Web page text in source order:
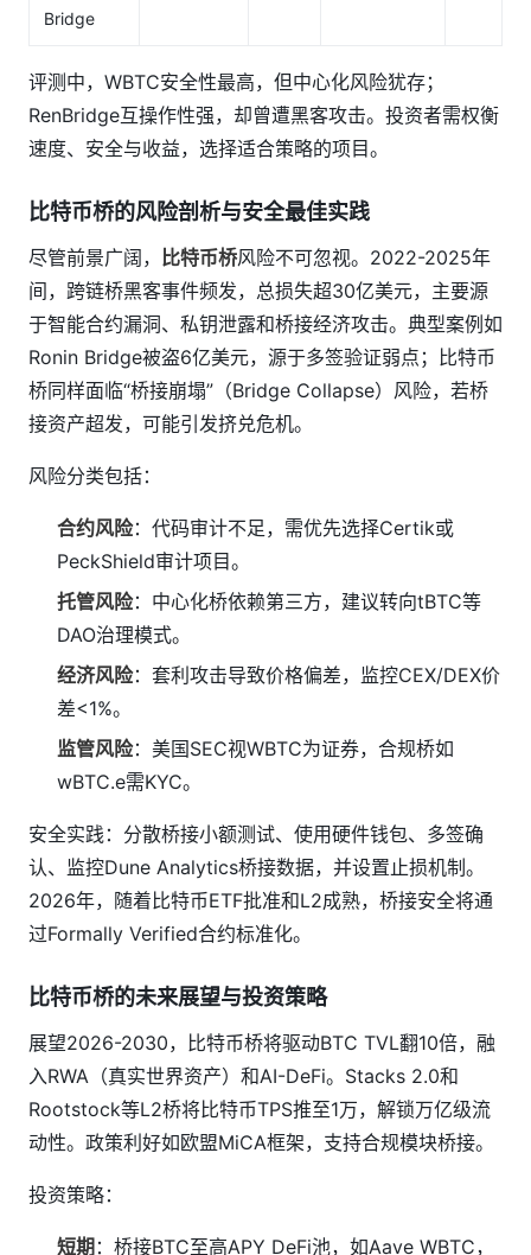
Bridge
评测中，WBTC安全性最高，但中心化风险犹存；
RenBridge互操作性强，却曾遭黑客攻击。投资者需权衡
速度、安全与收益，选择适合策略的项目。
比特币桥的风险剖析与安全最佳实践
尽管前景广阔， 比特币桥风险不可忽视。2022-2025年
间，跨链桥黑客事件频发，总损失超30亿美元，主要源
于智能合约漏洞、私钥泄露和桥接经济攻击。典型案例如
Ronin Bridge被盗6亿美元，源于多签验证弱点；比特币
桥同样面临“桥接崩塌”（Bridge Collapse）风险，若桥
接资产超发，可能引发挤兑危机。
风险分类包括：
合约风险：代码审计不足，需优先选择Certik或
PeckShield审计项目。
托管风险：中心化桥依赖第三方，建议转向tBTC等
DAO治理模式。
经济风险：套利攻击导致价格偏差，监控CEX/DEX价
差<1%。
监管风险：美国SEC视WBTC为证券，合规桥如
wBTC.e需KYC。
安全实践：分散桥接小额测试、使用硬件钱包、多签确
认、监控Dune Analytics桥接数据，并设置止损机制。
2026年，随着比特币ETF批准和L2成熟，桥接安全将通
过Formally Verified合约标准化。
比特币桥的未来展望与投资策略
展望2026-2030，比特币桥将驱动BTC TVL翻10倍，融
入RWA（真实世界资产）和AI-DeFi。Stacks 2.0和
Rootstock等L2桥将比特币TPS推至1万，解锁万亿级流
动性。政策利好如欧盟MiCA框架，支持合规模块桥接。
投资策略：
短期 ：桥接BTC至高APY DeFi池，如Aave WBTC，